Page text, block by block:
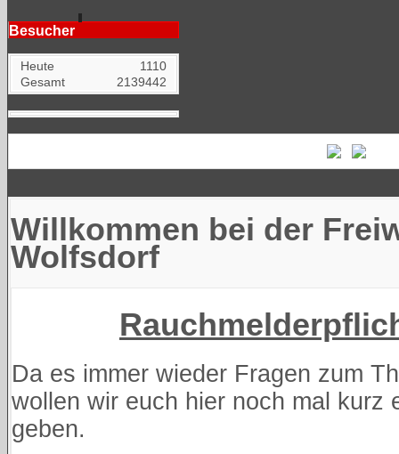
Besucher
Heute
1110
Gesamt
2139442
Willkommen bei der
Wolfsdorf
Da es immer wieder Fragen zum
wollen wir euch hier noch mal kurz
geben.